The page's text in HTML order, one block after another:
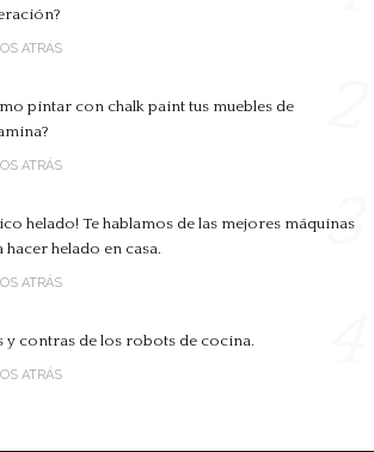
ATRÁS
pintar con chalk paint tus muebles de
ATRÁS
helado! Te hablamos de las mejores máquinas
hacer helado en casa.
ATRÁS
3
y contras de los robots de cocina.
ATRÁS